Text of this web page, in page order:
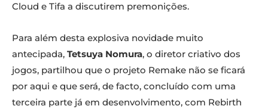
Cloud e Tifa a discutirem premonições.
Para além desta explosiva novidade muito
antecipada, Tetsuya Nomura, o diretor criativo dos
jogos, partilhou que o projeto Remake não se ficará
por aqui e que será, de facto, concluído com uma
terceira parte já em desenvolvimento, com Rebirth